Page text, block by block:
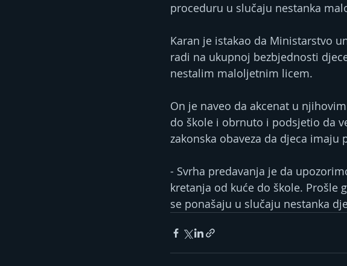
proceduru u slučaju nestanka
Karan je istakao da Ministarstvo
radi na ukupnoj bezbjednosti
nestalim maloljetnim licem.
On je naveo da akcenat u
do škole i obrnuto i podsjetio da
zakonska obaveza da djeca
- Svrha predavanja je da
kretanja od kuće do škole.
se ponašaju u slučaju nestanka